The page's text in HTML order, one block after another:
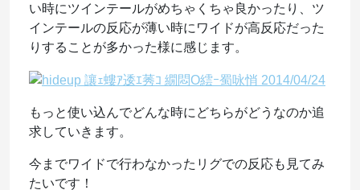
い時にツインテールがめちゃくちゃ良かったり、ツ
インテールの反応が薄い時にワイドが高反応だった
りすることが多かった様に感じます。
もっと使い込んでどんな時にどちらがどうなのか追
求していきます。
今までワイドで行わなかったリグでの反応も見てみ
たいです！